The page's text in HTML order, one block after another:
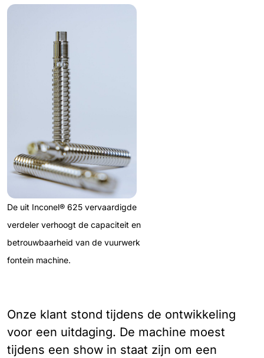
De uit Inconel® 625 vervaardigde
verdeler verhoogt de capaciteit en
betrouwbaarheid van de vuurwerk
fontein machine.
Onze klant stond tijdens de ontwikkeling
voor een uitdaging. De machine moest
tijdens een show in staat zijn om een